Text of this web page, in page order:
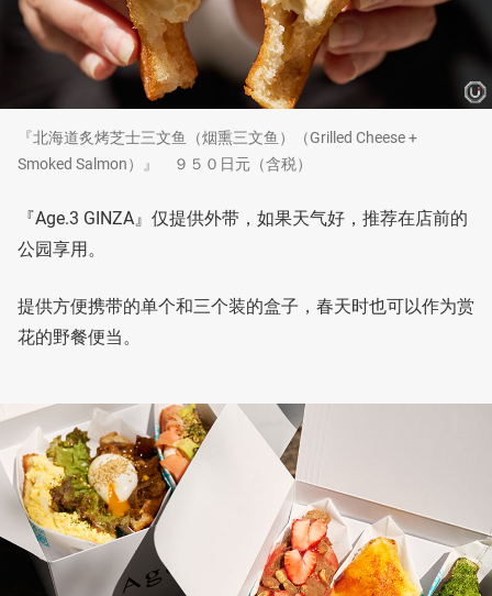
『北海道炙烤芝士三文鱼（烟熏三文鱼）（Grilled Cheese +
Smoked Salmon）』 ９５０日元（含税）
『Age.3 GINZA』仅提供外带，如果天气好，推荐在店前的
公园享用。
提供方便携带的单个和三个装的盒子，春天时也可以作为赏
花的野餐便当。